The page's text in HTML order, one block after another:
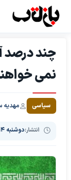
چند درصد
نمی
سیاسی مهدیه
انتشار:دوشنبه ۱۴ اردیبهشت ۱۴۰۵، ساعت ۱۶:۵۲